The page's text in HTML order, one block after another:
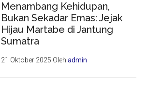
Menambang Kehidupan,
Bukan Sekadar Emas: Jejak
Hijau Martabe di Jantung
Sumatra
21 Oktober 2025 Olehadmin